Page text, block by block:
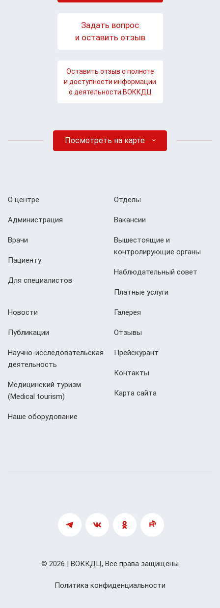
Задать вопрос
и оставить отзыв
Оставить отзыв о полноте
и доступности информации
о деятельности ВОККДЦ
Посмотреть на карте
О центре
Администрация
Врачи
Пациенту
Для специалистов
Отделы
Вакансии
Вышестоящие и
контролирующие органы
Наблюдательный совет
Платные услуги
Новости
Публикации
Научно-исследовательская
деятельность
Медицинский туризм
(Мedical tourism)
Наше оборудование
Галерея
Отзывы
Прейскурант
Контакты
Карта сайта
Политика конфиденциальности
© 2026 | ВОККДЦ, Все права защищены